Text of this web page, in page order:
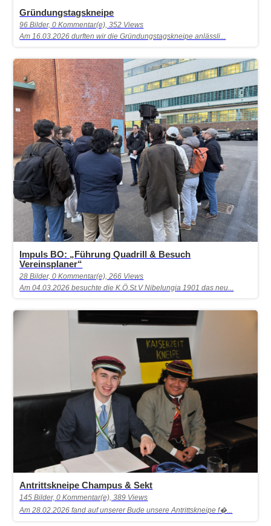
Gründungstagskneipe
96 Bilder, 0 Kommentar(e), 352 Views
Am 16.03.2026 durften wir die Gründungstagskneipe anlässli...
Impuls BO: „Führung Quadrill & Besuch
Vereinsplaner“
28 Bilder, 0 Kommentar(e), 266 Views
Am 04.03.2026 besuchte die K.Ö.St.V Nibelungia 1901 das neu...
Antrittskneipe Champus & Sekt
145 Bilder, 0 Kommentar(e), 389 Views
Am 28.02.2026 fand auf unserer Bude unsere Antrittskneipe f�...